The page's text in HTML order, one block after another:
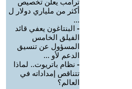
ترامب يعلن تخصيص
أكثر من ملياري دولار ل
...
- البنتاغون يعفي قائد
الفيلق الخامس
المسؤول عن تنسيق
الدعم لأو ...
- نظام باتريوت.. لماذا
تتناقص إمداداته في
العالم؟